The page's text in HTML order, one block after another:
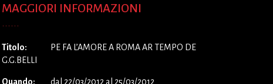
MAGGIORI INFORMAZIONI
Titolo:
PE FA L’AMORE A ROMA AR TEMPO DE
G.G.BELLI
Quando: dal 22/03/2012 al 25/03/2012